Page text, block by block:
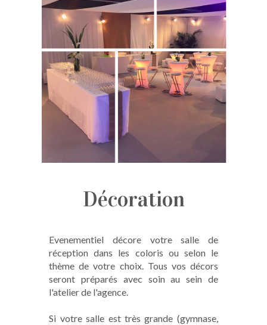
Décoration
Evenementiel décore votre salle de
réception dans les coloris ou selon le
thème de votre choix. Tous vos décors
seront préparés avec soin au sein de
l'atelier de l'agence.
Si votre salle est très grande (gymnase,